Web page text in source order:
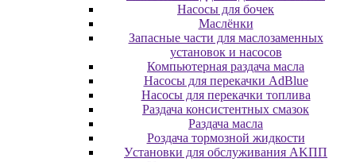
Hacocы для бoчeк
Macлёнки
Запасные части для маслозаменных
установок и насосов
Компьютерная раздача масла
Насосы для перекачки AdBlue
Насосы для перекачки топлива
Раздача консистентных смазок
Раздача мacлa
Роздача тормозной жидкости
Уcтaнoвки для oбcлуживaния AKПП